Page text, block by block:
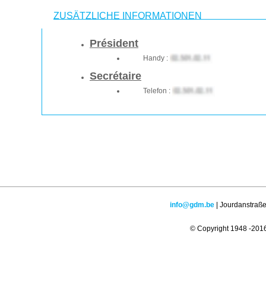
ZUSÄTZLICHE INFORMATIONEN
Président
Handy :
Secrétaire
Telefon :
info@gdm.be |
© Copyright 1948 -